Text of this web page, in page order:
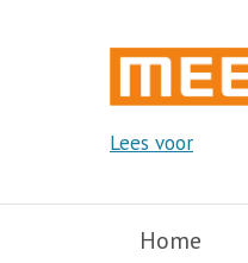
Lees voor
Home